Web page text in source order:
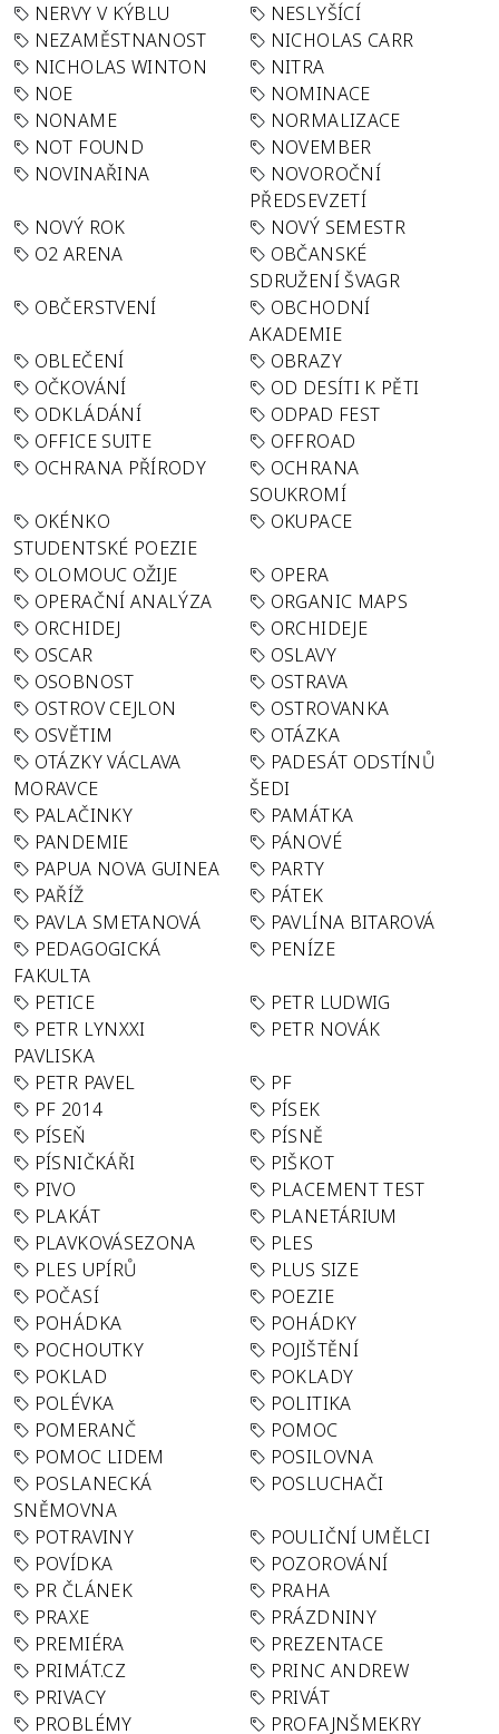
NERVY V KÝBLU
NESLYŠÍCÍ
NEZAMĚSTNANOST
NICHOLAS CARR
NICHOLAS WINTON
NITRA
NOE
NOMINACE
NONAME
NORMALIZACE
NOT FOUND
NOVEMBER
NOVINAŘINA
NOVOROČNÍ
PŘEDSEVZETÍ
NOVÝ ROK
NOVÝ SEMESTR
O2 ARENA
OBČANSKÉ
SDRUŽENÍ ŠVAGR
OBČERSTVENÍ
OBCHODNÍ
AKADEMIE
OBLEČENÍ
OBRAZY
OČKOVÁNÍ
OD DESÍTI K PĚTI
ODKLÁDÁNÍ
ODPAD FEST
OFFICE SUITE
OFFROAD
OCHRANA PŘÍRODY
OCHRANA
SOUKROMÍ
OKÉNKO
STUDENTSKÉ POEZIE
OKUPACE
OLOMOUC OŽIJE
OPERA
OPERAČNÍ ANALÝZA
ORGANIC MAPS
ORCHIDEJ
ORCHIDEJE
OSCAR
OSLAVY
OSOBNOST
OSTRAVA
OSTROV CEJLON
OSTROVANKA
OSVĚTIM
OTÁZKA
OTÁZKY VÁCLAVA
MORAVCE
PADESÁT ODSTÍNŮ
ŠEDI
PALAČINKY
PAMÁTKA
PANDEMIE
PÁNOVÉ
PAPUA NOVA GUINEA
PARTY
PAŘÍŽ
PÁTEK
PAVLA SMETANOVÁ
PAVLÍNA BITAROVÁ
PEDAGOGICKÁ
FAKULTA
PENÍZE
PETICE
PETR LUDWIG
PETR LYNXXI
PAVLISKA
PETR NOVÁK
PETR PAVEL
PF
PF 2014
PÍSEK
PÍSEŇ
PÍSNĚ
PÍSNIČKÁŘI
PIŠKOT
PIVO
PLACEMENT TEST
PLAKÁT
PLANETÁRIUM
PLAVKOVÁSEZONA
PLES
PLES UPÍRŮ
PLUS SIZE
POČASÍ
POEZIE
POHÁDKA
POHÁDKY
POCHOUTKY
POJIŠTĚNÍ
POKLAD
POKLADY
POLÉVKA
POLITIKA
POMERANČ
POMOC
POMOC LIDEM
POSILOVNA
POSLANECKÁ
SNĚMOVNA
POSLUCHAČI
POTRAVINY
POULIČNÍ UMĚLCI
POVÍDKA
POZOROVÁNÍ
PR ČLÁNEK
PRAHA
PRAXE
PRÁZDNINY
PREMIÉRA
PREZENTACE
PRIMÁT.CZ
PRINC ANDREW
PRIVACY
PRIVÁT
PROBLÉMY
PROFAJNŠMEKRY